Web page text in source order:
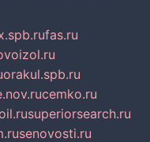
fas.ru
orakul.spb.ru
cemko.ru
superiorsearch.ru
senovosti.ru